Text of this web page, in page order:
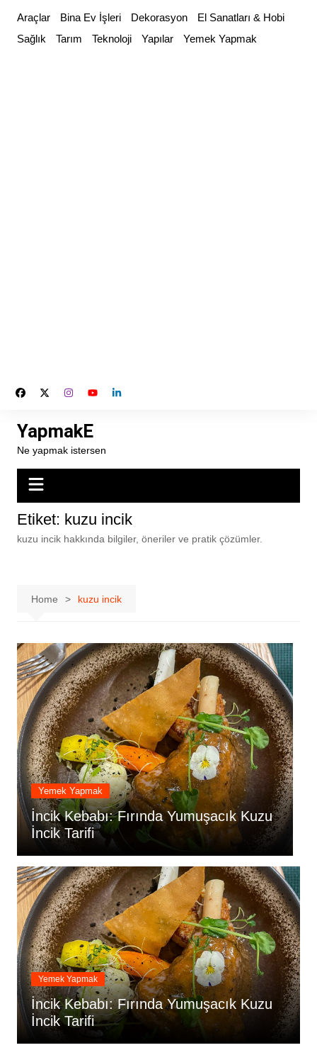
content
Araçlar Bina Ev İşleri Dekorasyon
El Sanatları & Hobi
Sağlık
Tarım Teknoloji Yapılar Yemek Yapmak
YapmakE
Ne yapmak istersen
Etiket: kuzu incik
kuzu incik hakkında bilgiler, öneriler ve pratik çözümler.
Home kuzu incik
Yemek Yapmak
İncik Kebabı: Fırında Yumuşacık Kuzu
İncik Tarifi
Yemek Yapmak
İncik Kebabı: Fırında Yumuşacık Kuzu
İncik Tarifi